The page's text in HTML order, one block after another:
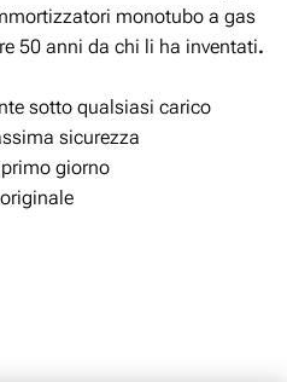
monotubo a gas
50 anni da chi li ha inventati.
sotto qualsiasi carico
sicurezza
giorno